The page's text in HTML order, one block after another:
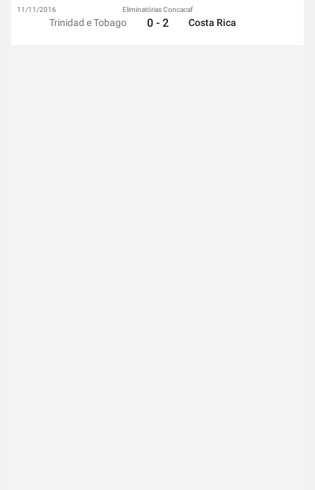
Trinidad e Tobago
Eliminatórias Concacaf
0 - 2 Costa Rica
11/11/2016